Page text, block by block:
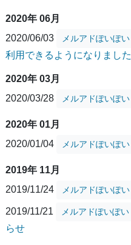
2020年 06月
2020/06/03
メルアドぽいぽい
利用できるようになりました
2020年 03月
2020/03/28
メルアドぽいぽい
2020年 01月
2020/01/04
メルアドぽいぽい
2019年 11月
2019/11/24
メルアドぽいぽい
2019/11/21 メルアドぽいぽい
らせ